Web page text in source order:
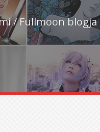
/ Fullmoon blogja